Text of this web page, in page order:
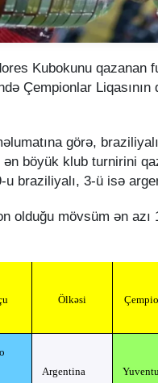
Kubokunu qazanan
Çempionlar
görə,
ən böyük klub turnirini
braziliyalı, 3-ü isə
olduğu mövsüm ən azı
Ölkəsi
Argentina